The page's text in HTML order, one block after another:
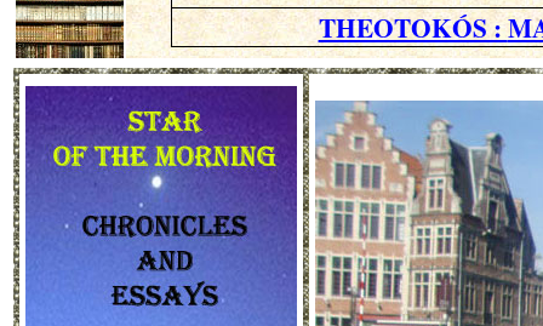
THEOTOKÓS :